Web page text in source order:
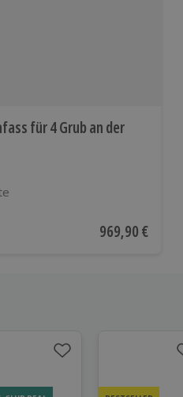
für 4 Grub an der
Aktueller Preis
969,90 €